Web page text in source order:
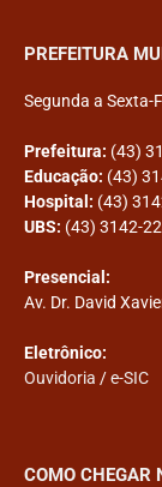
PREFEITURA
Segunda a Sexta-
Prefeitura: (43)
Educação: (43)
Hospital: (43)
UBS: (43) 3142-
Presencial:
Av. Dr. David
Eletrônico:
Ouvidoria /e-SIC
COMO CHEGAR